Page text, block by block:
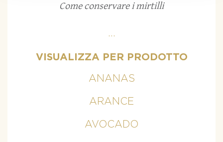
Come conservare i mirtilli
...
VISUALIZZA PER PRODOTTO
ANANAS
ARANCE
AVOCADO